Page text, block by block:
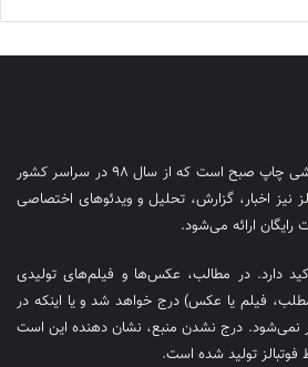
روزنامه فوتبالز، روزنامه ای ورزشی چاپ صبح است که از سال ۹۸ در سراسر کشور
نیز اخبار، گزارش، تحلیل و ویدئوهای اختصاصی
ارائه می‌شود.
دارد. در مطالب، عکس‌ها و فیلم‌های تولیدی
فیلم یا عکس) درج خواهد شد و یا اینکه در
ذیل محتوا نام منبع خاصی ذکر نمی‌‎شود. درج نشدن منبع، نشان دهنده این است
تولید شده است.